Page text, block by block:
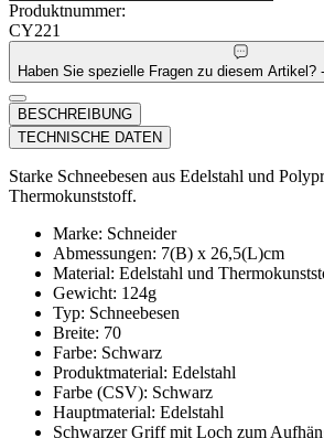
Produktnummer:
CY221
Haben Sie spezielle Fragen zu diesem Artikel?
BESCHREIBUNG
TECHNISCHE DATEN
Starke Schneebesen aus Edelstahl und
Thermokunststoff.
Marke: Schneider
Abmessungen: 7(B) x 26,5(L)cm
Material: Edelstahl und
Gewicht: 124g
Typ: Schneebesen
Breite: 70
Farbe: Schwarz
Produktmaterial: Edelstahl
Farbe (CSV): Schwarz
Hauptmaterial: Edelstahl
Schwarzer Griff mit Loch zum